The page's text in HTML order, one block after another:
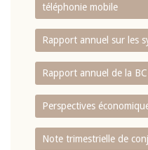
téléphonie mobile
Rapport annuel sur les
Rapport annuel de la
Perspectives
Note trimestrielle de